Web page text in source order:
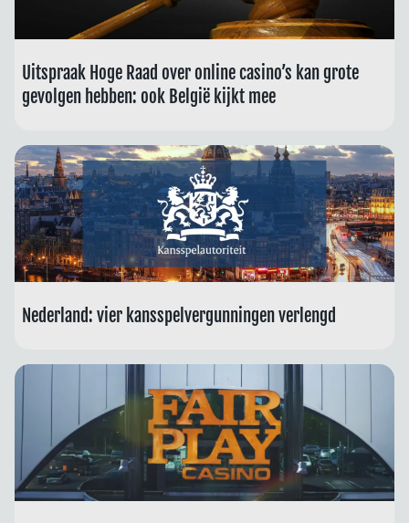
Uitspraak Hoge Raad over online casino’s kan grote
gevolgen hebben: ook België kijkt mee
Nederland: vier kansspelvergunningen verlengd